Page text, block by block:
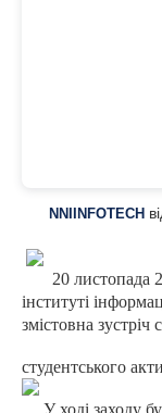
NNIINFOTECH
20 листопада
інституті
змістовна зустріч
студентського